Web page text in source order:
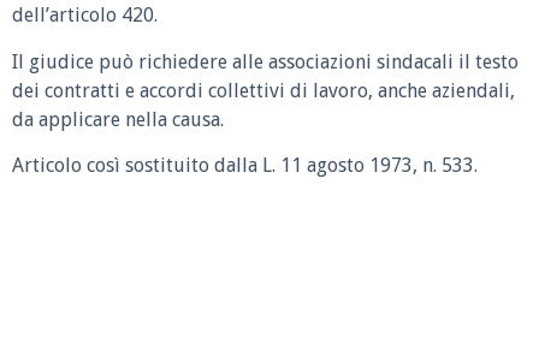
dell’articolo 420.
Il giudice può richiedere alle associazioni sindacali il testo
dei contratti e accordi collettivi di lavoro, anche aziendali,
da applicare nella causa.
Articolo così sostituito dalla L. 11 agosto 1973, n. 533.